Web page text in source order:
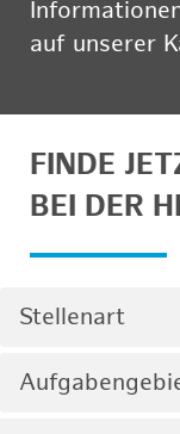
auf unserer
FINDE
BEI DER
Stellenart